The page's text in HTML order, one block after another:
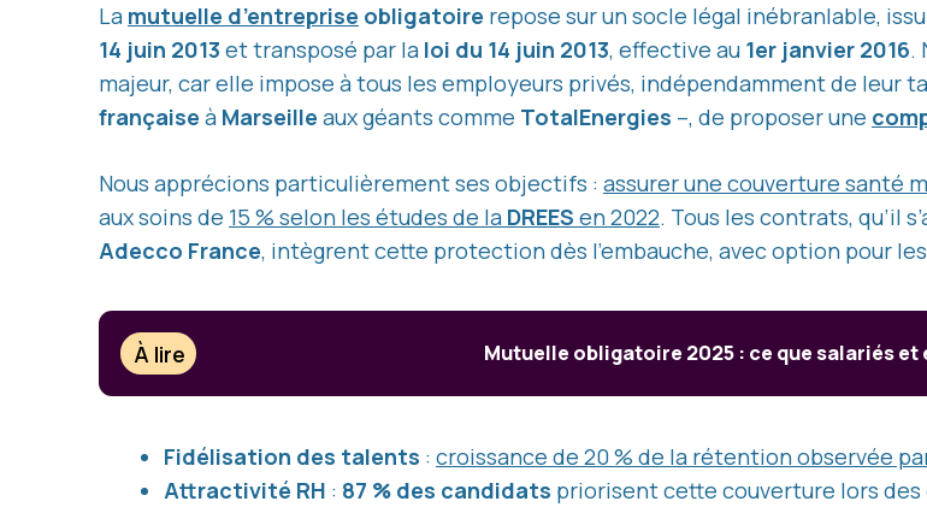
La mutuelle d’entreprise obligatoire repose sur un socle légal inébranlable, issu
14 juin 2013 et transposé par la loi du 14 juin 2013, effective au 1er janvier 2016.
majeur, car elle impose à tous les employeurs privés, indépendamment de leur
française à Marseille aux géants comme TotalEnergies –, de proposer une
Nous apprécions particulièrement ses objectifs : assurer une couverture santé
aux soins de 15 % selon les études de la DREES en 2022. Tous les contrats, qu’il
Adecco France, intègrent cette protection dès l’embauche, avec option pour
À lire Mutuelle obligatoire 2025 : ce que salariés
Fidélisation des talents : croissance de 20 % de la rétention observée
Attractivité RH : 87 % des candidats priorisent cette couverture lors